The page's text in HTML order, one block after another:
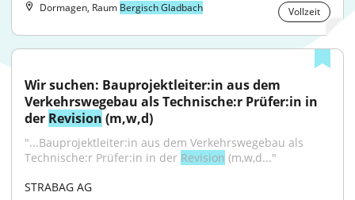
Dormagen, Raum Bergisch Gladbach Vollzeit
Wir suchen: Bauprojektleiter:in aus dem
Verkehrswegebau als Technische:r Prüfer:in in
der Revision (m,w,d)
"...Bauprojektleiter:in aus dem Verkehrswegebau als
Technische:r Prüfer:in in der Revision (m,w,d..."
STRABAG AG